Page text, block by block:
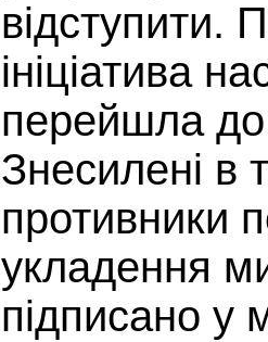
відступити.
ініціатива
перейшла до
Знесилені в
противники
укладення
підписано у